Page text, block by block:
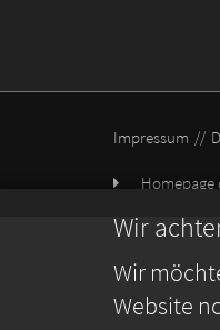
Wir
Wir
Website
Impressum